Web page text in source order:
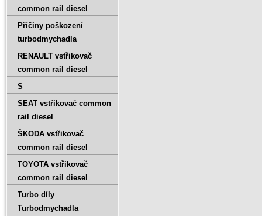
common rail diesel
Příčiny poškození
turbodmychadla
RENAULT vstřikovač
common rail diesel
S
SEAT vstřikovač common
rail diesel
ŠKODA vstřikovač
common rail diesel
TOYOTA vstřikovač
common rail diesel
Turbo díly
Turbodmychadla